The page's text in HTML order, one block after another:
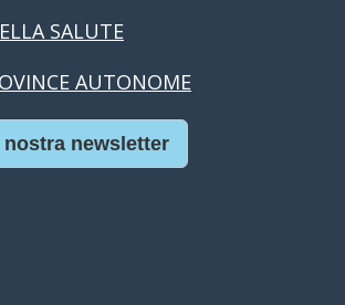
SALUTE
AUTONOME
newsletter